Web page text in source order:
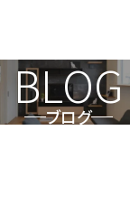
BLOG
ブログ